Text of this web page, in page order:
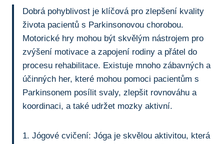
Dobrá pohyblivost je klíčová pro zlepšení kvality
života pacientů s Parkinsonovou chorobou.
Motorické hry mohou být skvělým nástrojem pro
zvýšení motivace a zapojení rodiny a přátel do
procesu rehabilitace. Existuje mnoho zábavných a
účinných her, které⁤ mohou pomoci pacientům s⁤
Parkinsonem posílit⁤ svaly, zlepšit ⁢rovnováhu ⁢a
koordinaci, a také ⁣udržet mozky aktivní.
1. Jógové cvičení: Jóga je skvělou aktivitou, která